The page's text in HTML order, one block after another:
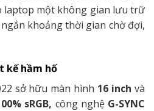
laptop một không gian lưu trữ
khoảng thời gian chờ đợi,
kế hầm hố
sở hữu màn hình 16 inch và
sRGB, công nghệ G-SYNC